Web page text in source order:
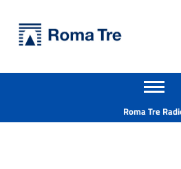
Prof. EGIDIO MAROTTA - Università Roma Tre
Apri il menu secondario
Roma Tre